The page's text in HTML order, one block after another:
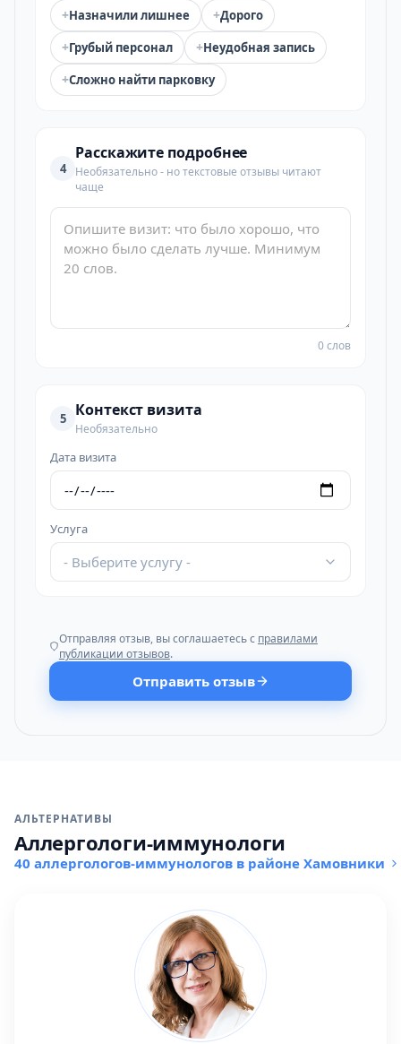
+Назначили лишнее +Дорого
+Грубый персонал +Неудобная запись
+Сложно найти парковку
4
Расскажите подробнее
Необязательно - но текстовые отзывы читают
чаще
0 слов
5 Контекст визита
Необязательно
Дата визита
Услуга
- Выберите услугу -
Отправляя отзыв, вы соглашаетесь с правилами
публикации отзывов.
Отправить отзыв
АЛЬТЕРНАТИВЫ
Аллергологи-иммунологи
40 аллергологов-иммунологов в районе Хамовники